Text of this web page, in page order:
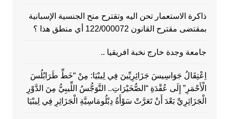
ذاكرة الاستعمار تحن اليه وتقترح منح الجنسية الإسبانية
بمقتضى مقترح القانون 122/000072 أي منطق هذا ؟
جامعة وجدة خارج نخبة افريقيا ..
اِعْتِقَالُ جَوَاسِيسَ جَزَائِرِيِّينَ فِي لِيبْيَا: مِنْ “خَطِّ طَرَابُلُسَ
الْأَحْمَرِ” إِلَى عُقْدَةِ “الصُّخَيْرَاتِ.. التَّوَجُّسُ اللِّيبِيُّ مِنَ الدَّوْرِ
الْجَزَائِرِيِّ بَعْدَ أَنْ تَعَرَّتْ سَوْأَةُ دِبْلُومَاسِيَّةِ الْجَزَائِرِ فِي لِيبْيَا